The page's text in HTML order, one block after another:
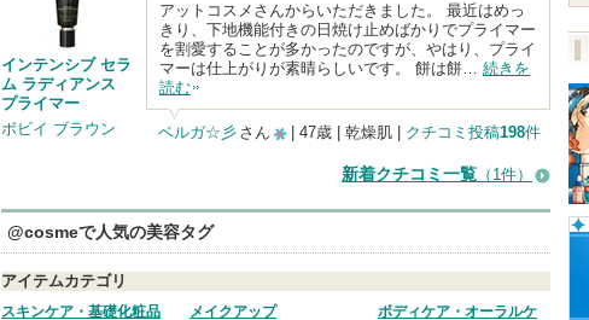
インテンシブ セラ
ム ラディアンス
プライマー
ボビイ ブラウン
アットコスメさんからいただきました。 最近はめっ
きり、下地機能付きの日焼け止めばかりでプライマー
を割愛することが多かったのですが、やはり、プライ
マーは仕上がりが素晴らしいです。 餅は餅… 続きを
読む
ベルガ☆彡 さん
以
上
メ
| 47歳 | 乾燥肌 | クチコミ投稿198件
新着クチコミ一覧 （1件）
@cosmeで人気の美容タグ
アイテムカテゴリ
スキンケア・基礎化粧品 メイクアップ
ボディケア・オーラルケ